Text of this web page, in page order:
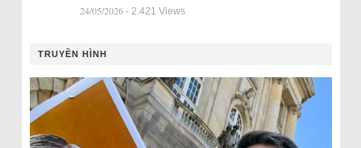
24/05/2026 - 2.421 Views
TRUYỀN HÌNH